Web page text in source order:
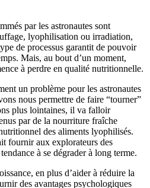
par les astronautes sont
lyophilisation ou irradiation,
de processus garantit de pouvoir
Mais, au bout d’un moment,
à perdre en qualité nutritionnelle.
un problème pour les astronautes
nous permettre de faire “tourner”
plus lointaines, il va falloir
par de la nourriture fraîche
des aliments lyophilisés.
fournir aux explorateurs des
à se dégrader à long terme.
en plus d’aider à réduire la
des avantages psychologiques